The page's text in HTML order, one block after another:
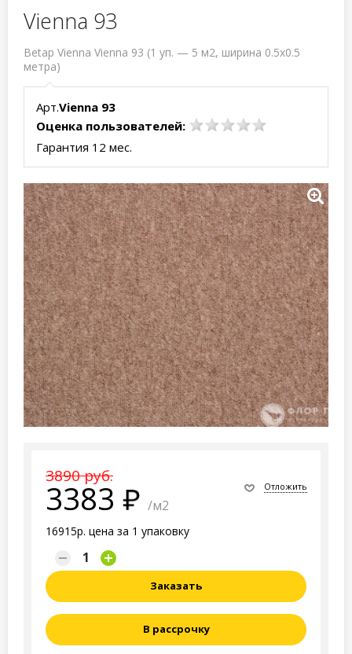
Vienna 93
Betap Vienna Vienna 93 (1 уп. — 5 м2, ширина 0.5x0.5
метра)
Арт.Vienna 93
Оценка пользователей:
Гарантия 12 мес.
3890 руб.
3383 /м2
16915р. цена за 1 упаковку
Отложить
Заказать
В рассрочку